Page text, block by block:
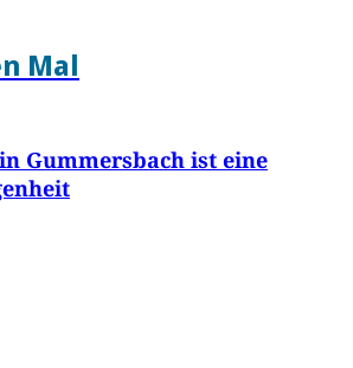
Mal
Gummersbach ist eine